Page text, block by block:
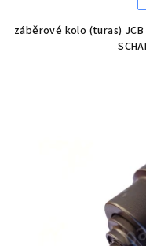
záběrové kolo (turas) JCB